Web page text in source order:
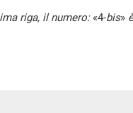
riga, il numero:«4-bis»